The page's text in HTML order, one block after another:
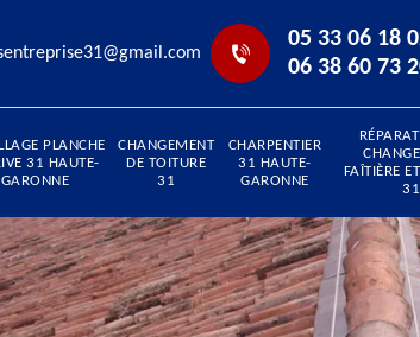
05 33 06 18
06 38 60 73
PLANCHE
31 HAUTE-
GARONNE
CHANGEMENT
DE TOITURE
31
CHARPENTIER
31 HAUTE-
GARONNE
FAÎTIÈRE
31